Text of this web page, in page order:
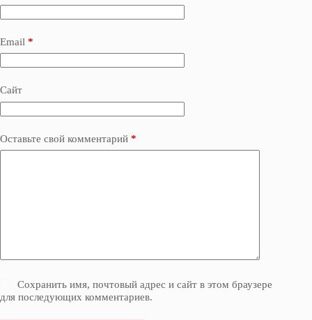
Email *
Сайт
Оставьте свой комментарий *
Сохранить имя, почтовый адрес и сайт в этом браузере
для последующих комментариев.